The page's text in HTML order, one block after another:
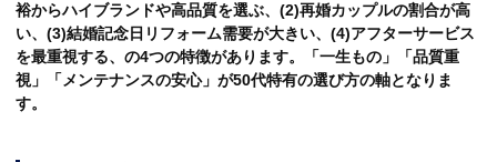
裕からハイブランドや高品質を選ぶ、(2)再婚カップルの割合が高
い、(3)結婚記念日リフォーム需要が大きい、(4)アフターサービス
を最重視する、の4つの特徴があります。「一生もの」「品質重
視」「メンテナンスの安心」が50代特有の選び方の軸となりま
す。